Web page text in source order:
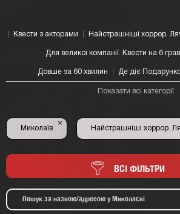
Квести з акторами Найстрашніші хоррор.
Для великої компанії. Квести на 6
Довше за 60 хвилин Де діє
Показати всі категорії
Миколаїв
×
Найстрашніші хоррор.
ВСІ ФІЛЬТРИ